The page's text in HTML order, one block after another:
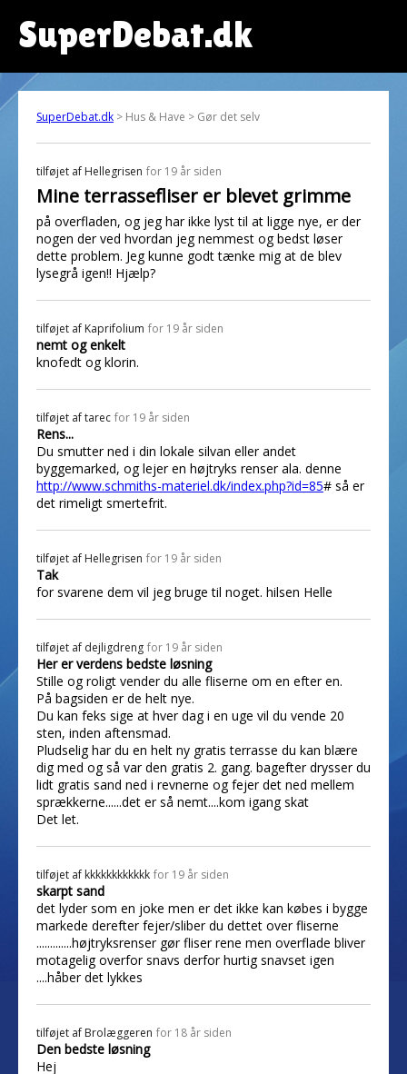
SuperDebat.dk
SuperDebat.dk > Hus & Have > Gør det selv
tilføjet af Hellegrisen for 19 år siden
Mine terrassefliser er blevet grimme
på overfladen, og jeg har ikke lyst til at ligge nye, er der
nogen der ved hvordan jeg nemmest og bedst løser
dette problem. Jeg kunne godt tænke mig at de blev
lysegrå igen!! Hjælp?
tilføjet af Kaprifolium for 19 år siden
nemt og enkelt
knofedt og klorin.
tilføjet aftarec for 19 år siden
Rens...
Du smutter ned i din lokale silvan eller andet
byggemarked, og lejer en højtryks renser ala. denne
http://www.schmiths-materiel.dk/index.php?id=85# så er
det rimeligt smertefrit.
tilføjet af Hellegrisen for 19 år siden
Tak
for svarene dem vil jeg bruge til noget. hilsen Helle
tilføjet af dejligdreng for 19 år siden
Her er verdens bedste løsning
Stille og roligt vender du alle fliserne om en efter en.
På bagsiden er de helt nye.
Du kan feks sige at hver dag i en uge vil du vende 20
sten, inden aftensmad.
Pludselig har du en helt ny gratis terrasse du kan blære
dig med og så var den gratis 2. gang. bagefter drysser du
lidt gratis sand ned i revnerne og fejer det ned mellem
sprækkerne......det er så nemt....kom igang skat
Det let.
tilføjet af kkkkkkkkkkkk for 19 år siden
skarpt sand
det lyder som en joke men er det ikke kan købes i bygge
markede derefter fejer/sliber du dettet over fliserne
.............højtryksrenser gør fliser rene men overflade bliver
motagelig overfor snavs derfor hurtig snavset igen
....håber det lykkes
tilføjet af Brolæggeren for 18 år siden
Den bedste løsning
Hej